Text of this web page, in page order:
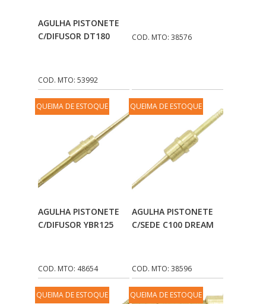
Adicionar Ao
Carrinho
AGULHA PISTONETE
C/DIFUSOR DT180
COD. MTO: 53992
COD. MTO: 38576
Adicionar Ao
Carrinho
QUEIMA DE ESTOQUE
AGULHA PISTONETE
C/DIFUSOR YBR125
COD. MTO: 48654
Adicionar Ao
Carrinho
QUEIMA DE ESTOQUE
AGULHA PISTONETE
C/SEDE C100 DREAM
COD. MTO: 38596
QUEIMA DE ESTOQUE QUEIMA DE ESTOQUE